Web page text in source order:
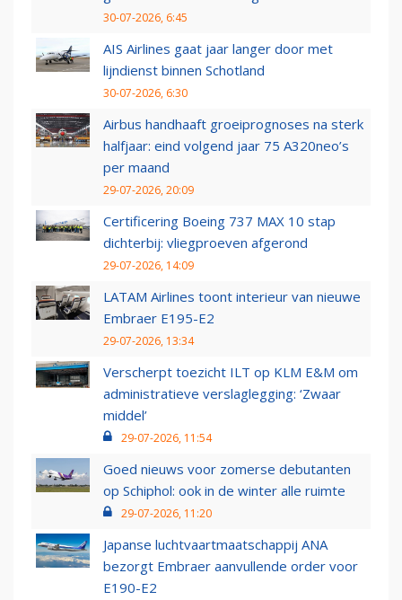
30-07-2026, 6:45
AIS Airlines gaat jaar langer door met
lijndienst binnen Schotland
30-07-2026, 6:30
Airbus handhaaft groeiprognoses na sterk
halfjaar: eind volgend jaar 75 A320neo’s
per maand
29-07-2026, 20:09
Certificering Boeing 737 MAX 10 stap
dichterbij: vliegproeven afgerond
29-07-2026, 14:09
LATAM Airlines toont interieur van nieuwe
Embraer E195-E2
29-07-2026, 13:34
Verscherpt toezicht ILT op KLM E&M om
administratieve verslaglegging: ‘Zwaar
middel’
29-07-2026, 11:54
Goed nieuws voor zomerse debutanten
op Schiphol: ook in de winter alle ruimte
29-07-2026, 11:20
Japanse luchtvaartmaatschappij ANA
bezorgt Embraer aanvullende order voor
E190-E2